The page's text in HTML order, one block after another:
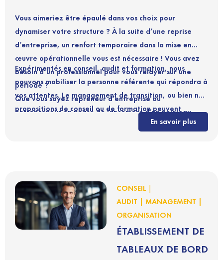
Vous aimeriez être épaulé dans vos choix pour
dynamiser votre structure ? À la suite d’une reprise
d’entreprise, un renfort temporaire dans la mise en
œuvre opérationnelle vous est nécessaire ! Vous avez
besoin d’un professionnel pour vous relayer sur une
période ?
Que vous soyez repreneur d’entreprise ou
entrepreneur en phase de lancement d’un nouveau
projet, des périodes clefs peuvent se présenter durant
Expérimentés en conseil, audit et formation, nous
pouvons mobiliser la personne référente qui répondra à
vos attentes. Le management de transition, ou bien nos
propositions de conseil ou de formation peuvent
s’adapter précisément à votre situation.En savoir plus
CONSEIL |
AUDIT | MANAGEMENT |
ORGANISATION
ÉTABLISSEMENT DE
TABLEAUX DE BORD